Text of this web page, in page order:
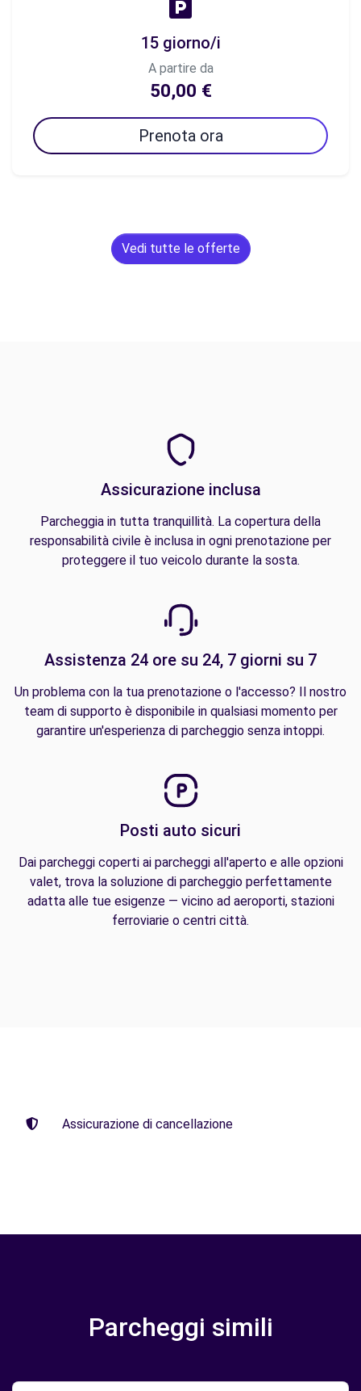
15 giorno/i
A partire da
50,00 €
Prenota ora
Vedi tutte le offerte
Assicurazione inclusa
Parcheggia in tutta tranquillità. La copertura della
responsabilità civile è inclusa in ogni prenotazione per
proteggere il tuo veicolo durante la sosta.
Assistenza 24 ore su 24, 7 giorni su 7
Un problema con la tua prenotazione o l'accesso? Il nostro
team di supporto è disponibile in qualsiasi momento per
garantire un'esperienza di parcheggio senza intoppi.
Posti auto sicuri
Dai parcheggi coperti ai parcheggi all'aperto e alle opzioni
valet, trova la soluzione di parcheggio perfettamente
adatta alle tue esigenze — vicino ad aeroporti, stazioni
ferroviarie o centri città.
Assicurazione di cancellazione
Parcheggi simili